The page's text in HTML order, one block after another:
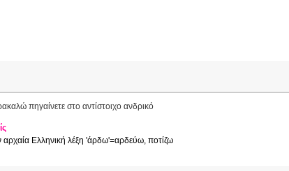
πηγαίνετε στο αντίστοιχο ανδρικό
Ελληνική λέξη 'άρδω'=αρδεύω, ποτίζω